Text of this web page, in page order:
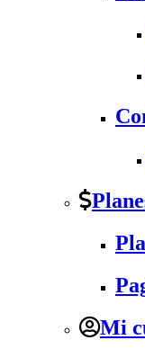
Mi